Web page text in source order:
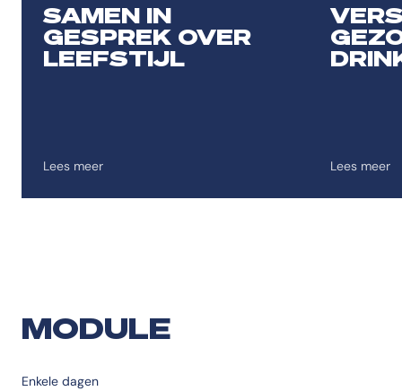
SAMEN IN
GESPREK OVER
LEEFSTIJL
Lees meer Lees meer
MODULE
Enkele dagen